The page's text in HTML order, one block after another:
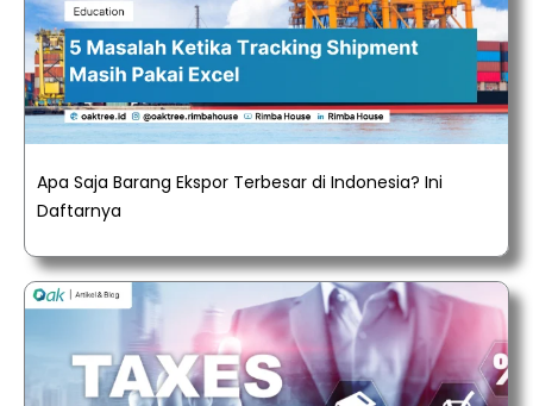
Apa Saja Barang Ekspor Terbesar di Indonesia? Ini
Daftarnya